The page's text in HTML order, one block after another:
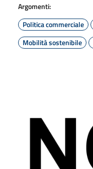
Argomenti:
Politica commerciale
Mobilità sostenibile